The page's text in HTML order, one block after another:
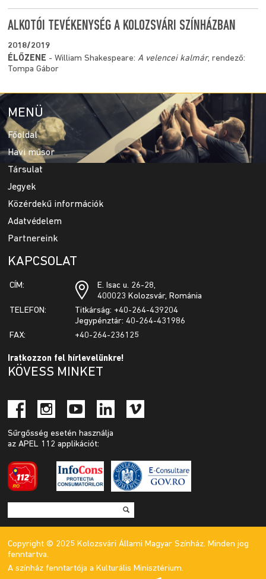
ALKOTÓI TEVÉKENYSÉG A KOLOZSVÁRI SZÍNHÁZBAN
2018/2019
ÉLŐZENE - William Shakespeare:A velencei kalmár, rendező:
Tompa Gábor
MENÜ
Főoldal
Havi műsor
Társulat
Jegyek
Közérdekű információk
Adatvédelem
Partnereink
KAPCSOLAT
CÍM:
E. Isac u. 26-28,
400023 Kolozsvár, Románia
TELEFON:
Titkárság: +40-264-439204
Jegypénztár: 40-264-431986
FAX:
+40-264-236125
Iratkozzon fel hírlevelünkre!
KÖVESS MINKET
Sűrgősség esetén használja
az APEL 112 applikációt:
Copyright © 2025 Kolozsvári Állami Magyar Színház. Minden jog
fenntartva.
A színház fenntartója a Kulturális Minisztérium.